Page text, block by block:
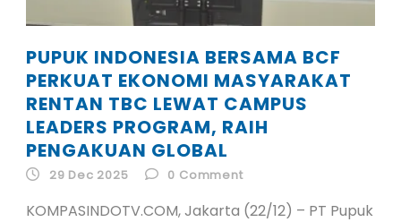
PUPUK INDONESIA BERSAMA BCF
PERKUAT EKONOMI MASYARAKAT
RENTAN TBC LEWAT CAMPUS
LEADERS PROGRAM, RAIH
PENGAKUAN GLOBAL
29 Dec 2025 0 Comment
KOMPASINDOTV.COM, Jakarta (22/12) – PT Pupuk